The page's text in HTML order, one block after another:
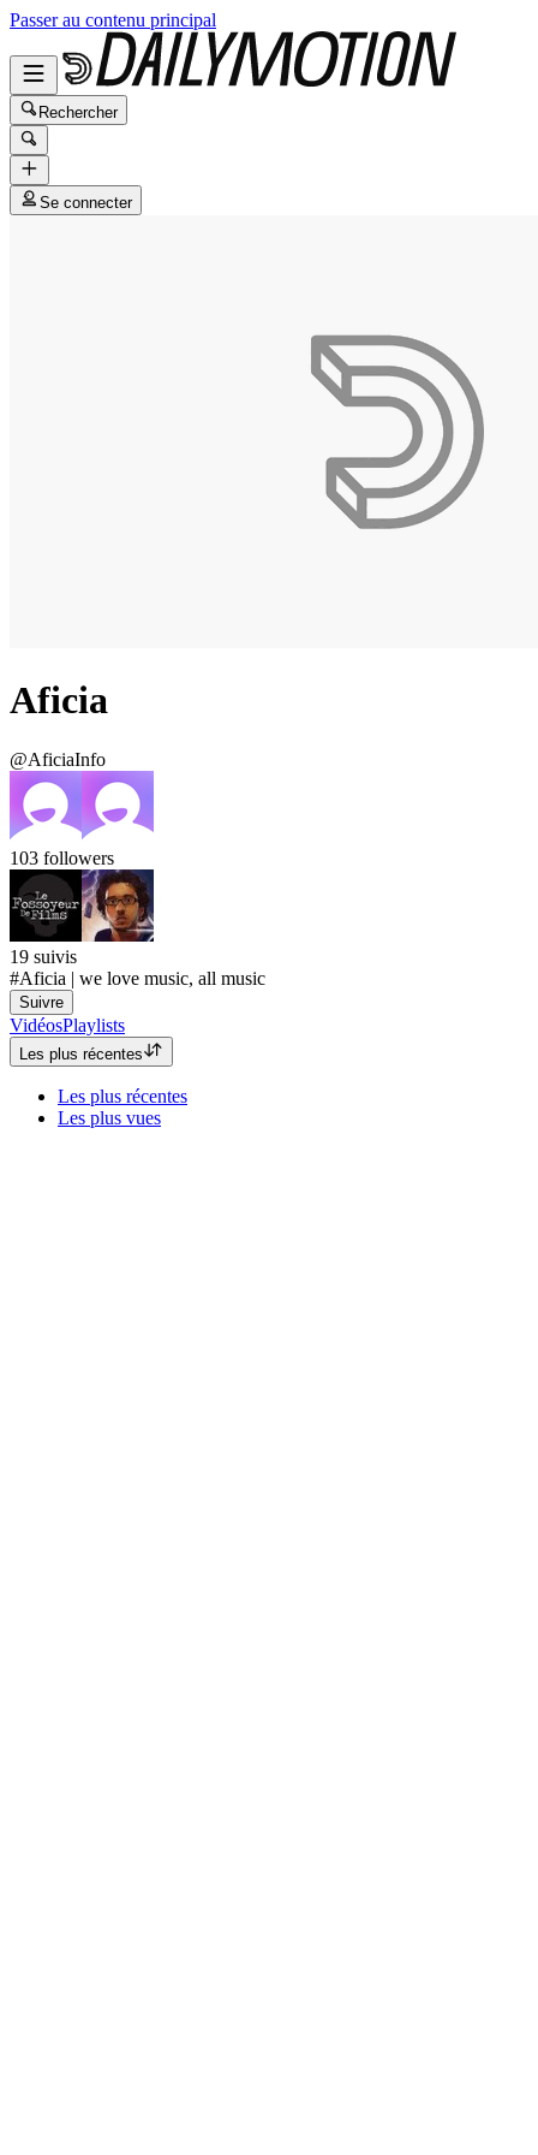
Passer au contenu principal
Rechercher
Se connecter
Aficia
@AficiaInfo
103 followers
19 suivis
#Aficia | we love music, all music
Suivre
VidéosPlaylists
Les plus récentes
Les plus récentes
Les plus vues